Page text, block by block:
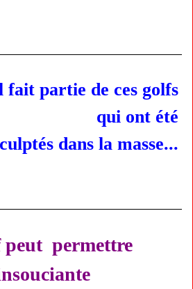
fait partie de ces golfs
qui ont été
dans la masse...
peut permettre